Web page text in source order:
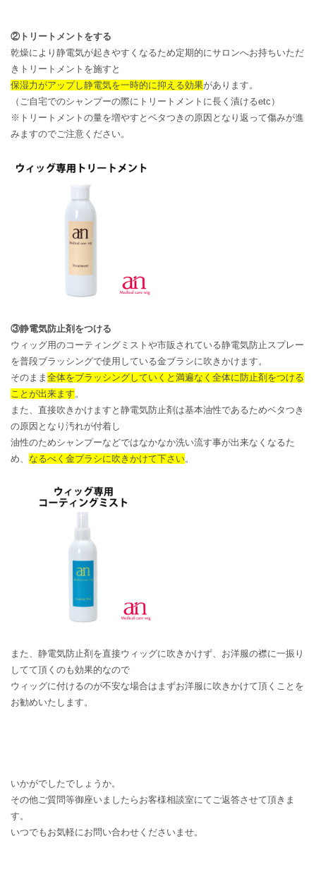
②トリートメントをする
乾燥により静電気が起きやすくなるため定期的にサロンへお持ちいただ
きトリートメントを施すと
保湿力がアップし静電気を一時的に抑える効果があります。
（ご自宅でのシャンプーの際にトリートメントに長く漬けるetc）
※トリートメントの量を増やすとベタつきの原因となり返って傷みが進
みますのでご注意ください。
③静電気防止剤をつける
ウィッグ用のコーティングミストや市販されている静電気防止スプレー
を普段ブラッシングで使用している金ブラシに吹きかけます。
そのまま 全体をブラッシングしていくと満遍なく全体に防止剤をつける
ことが出来ます 。
また、直接吹きかけますと静電気防止剤は基本油性であるためベタつき
の原因となり汚れが付着し
油性のためシャンプーなどではなかなか洗い流す事が出来なくなるた
め、 なるべく金ブラシに吹きかけて下さい。
また、静電気防止剤を直接ウィッグに吹きかけず、お洋服の襟に一振り
してて頂くのも効果的なので
ウィッグに付けるのが不安な場合はまずお洋服に吹きかけて頂くことを
お勧めいたします。
いかがでしたでしょうか。
その他ご質問等御座いましたらお客様相談室にてご返答させて頂きま
す。
いつでもお気軽にお問い合わせくださいませ。